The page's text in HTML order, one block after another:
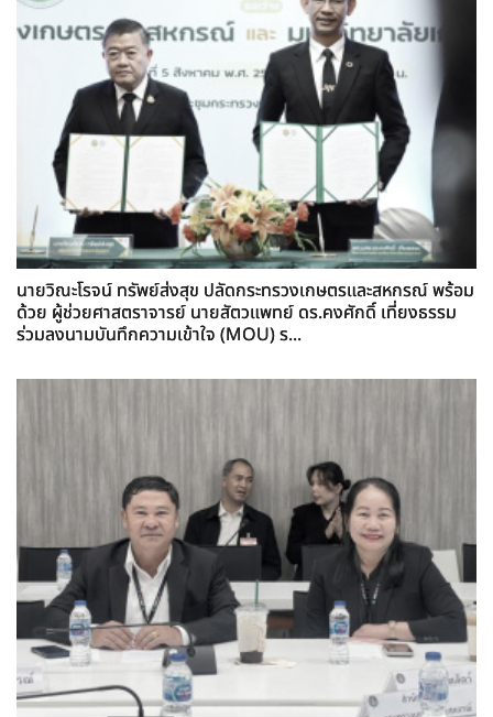
นายวิณะโรจน์ ทรัพย์ส่งสุข ปลัดกระทรวงเกษตรและสหกรณ์ พร้อม
ด้วย ผู้ช่วยศาสตราจารย์ นายสัตวแพทย์ ดร.คงศักดิ์ เที่ยงธรรม
ร่วมลงนามบันทึกความเข้าใจ (MOU) ร...